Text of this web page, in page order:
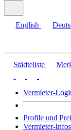
English
Städteliste
Vermieter-
Profile und
Vermieter-Infos